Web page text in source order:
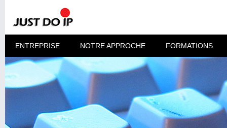
ENTREPRISE NOTRE APPROCHE FORMATIONS